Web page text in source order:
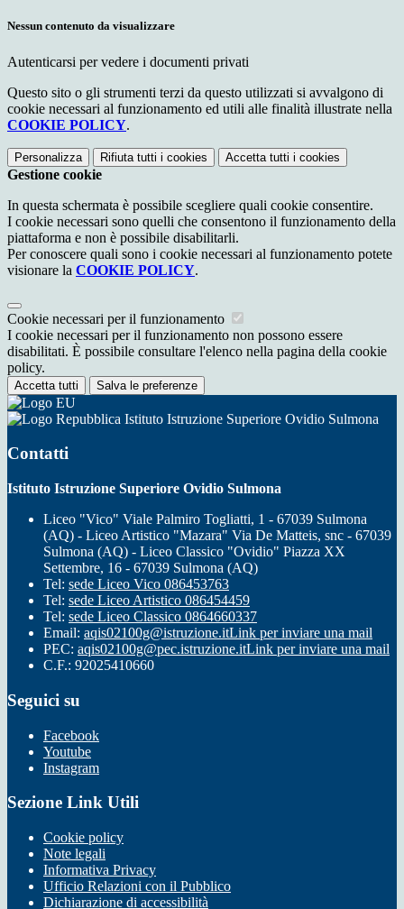
Nessun contenuto da visualizzare
Autenticarsi per vedere i documenti privati
Questo sito o gli strumenti terzi da questo utilizzati si avvalgono di
cookie necessari al funzionamento ed utili alle finalità illustrate nella
COOKIE POLICY.
Personalizza Rifiuta tutti i cookies Accetta tutti i cookies
Gestione cookie
In questa schermata è possibile scegliere quali cookie consentire.
I cookie necessari sono quelli che consentono il funzionamento della
piattaforma e non è possibile disabilitarli.
Per conoscere quali sono i cookie necessari al funzionamento potete
visionare la COOKIE POLICY.
Cookie necessari per il funzionamento
I cookie necessari per il funzionamento non possono essere
disabilitati. È possibile consultare l'elenco nella pagina della cookie
policy.
Accetta tutti Salva le preferenze
Istituto Istruzione Superiore Ovidio Sulmona
Contatti
Istituto Istruzione Superiore Ovidio Sulmona
Liceo "Vico" Viale Palmiro Togliatti, 1 - 67039 Sulmona
(AQ) - Liceo Artistico "Mazara" Via De Matteis, snc - 67039
Sulmona (AQ) - Liceo Classico "Ovidio" Piazza XX
Settembre, 16 - 67039 Sulmona (AQ)
Tel: sede Liceo Vico 086453763
Tel: sede Liceo Artistico 086454459
Tel: sede Liceo Classico 0864660337
Email: aqis02100g@istruzione.itLink per inviare una mail
PEC: aqis02100g@pec.istruzione.itLink per inviare una mail
C.F.: 92025410660
Seguici su
Facebook
Youtube
Instagram
Sezione Link Utili
Cookie policy
Note legali
Informativa Privacy
Ufficio Relazioni con il Pubblico
Dichiarazione di accessibilità